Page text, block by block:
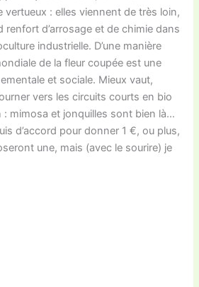
vertueux : elles viennent de très loin,
renfort d’arrosage et de chimie dans
industrielle. D’une manière
de la fleur coupée est une
et sociale. Mieux vaut,
vers les circuits courts en bio
: mimosa et jonquilles sont bien là…
d’accord pour donner 1 €, ou plus,
une, mais (avec le sourire) je